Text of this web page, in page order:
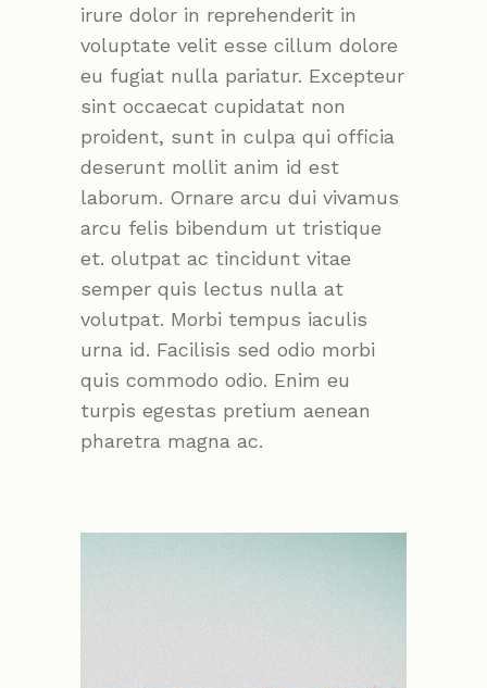
irure dolor in reprehenderit in
voluptate velit esse cillum dolore
eu fugiat nulla pariatur. Excepteur
sint occaecat cupidatat non
proident, sunt in culpa qui officia
deserunt mollit anim id est
laborum. Ornare arcu dui vivamus
arcu felis bibendum ut tristique
et. olutpat ac tincidunt vitae
semper quis lectus nulla at
volutpat. Morbi tempus iaculis
urna id. Facilisis sed odio morbi
quis commodo odio. Enim eu
turpis egestas pretium aenean
pharetra magna ac.